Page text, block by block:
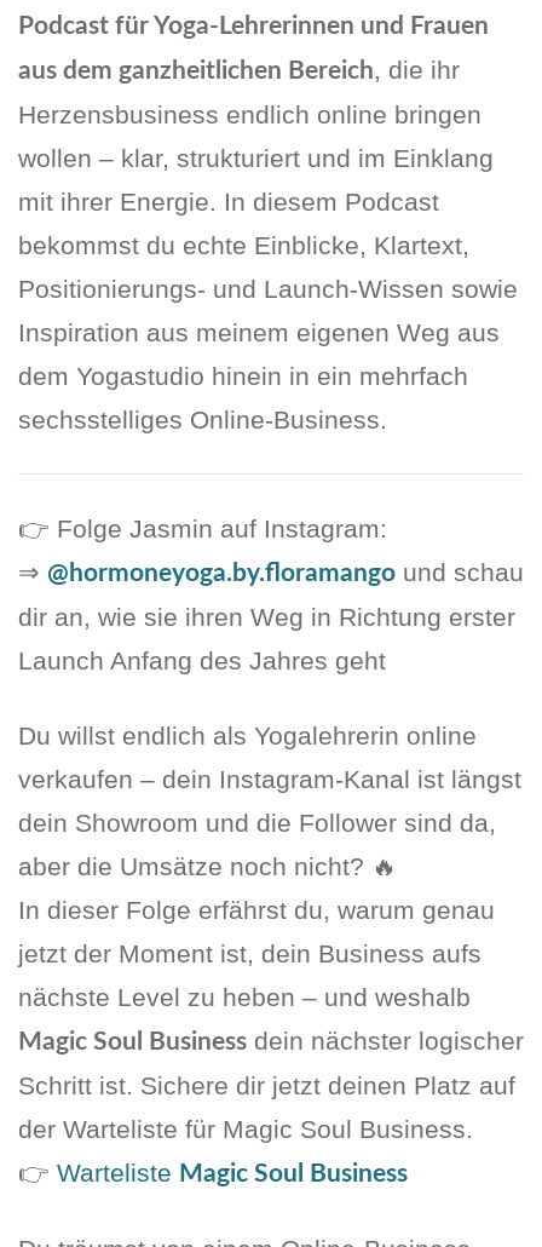
Podcast für Yoga-Lehrerinnen und Frauen
aus dem ganzheitlichen Bereich, die ihr
Herzensbusiness endlich online bringen
wollen – klar, strukturiert und im Einklang
mit ihrer Energie. In diesem Podcast
bekommst du echte Einblicke, Klartext,
Positionierungs- und Launch-Wissen sowie
Inspiration aus meinem eigenen Weg aus
dem Yogastudio hinein in ein mehrfach
sechsstelliges Online-Business.
👉 Folge Jasmin auf Instagram:
⇒ @hormoneyoga.by.floramango und schau
dir an, wie sie ihren Weg in Richtung erster
Launch Anfang des Jahres geht
Du willst endlich als Yogalehrerin online
verkaufen – dein Instagram-Kanal ist längst
dein Showroom und die Follower sind da,
aber die Umsätze noch nicht? 🔥
In dieser Folge erfährst du, warum genau
jetzt der Moment ist, dein Business aufs
nächste Level zu heben – und weshalb
Magic Soul Business dein nächster logischer
Schritt ist. Sichere dir jetzt deinen Platz auf
der Warteliste für Magic Soul Business.
👉 Warteliste Magic Soul Business